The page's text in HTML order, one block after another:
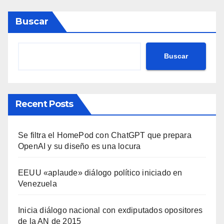
Buscar
Buscar
Recent Posts
Se filtra el HomePod con ChatGPT que prepara
OpenAI y su diseño es una locura
EEUU «aplaude» diálogo político iniciado en
Venezuela
Inicia diálogo nacional con exdiputados opositores
de la AN de 2015